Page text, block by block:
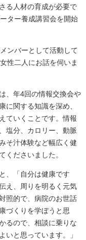
る人材の育成が必要で
ター養成講習会を開始
ンバーとして活動して
性二人にお話を伺いま
、年4回の情報交換会や
に関する知識を深め、
ていくことです。情報
塩分、カロリー、動脈
そ汁体験など幅広く健
くださいました。
、「自分は健康です
え、周りを明るく元気
照的で、病院のお世話
づくりを学ぼうと思
るので、相談に乗りな
いと思っています。」